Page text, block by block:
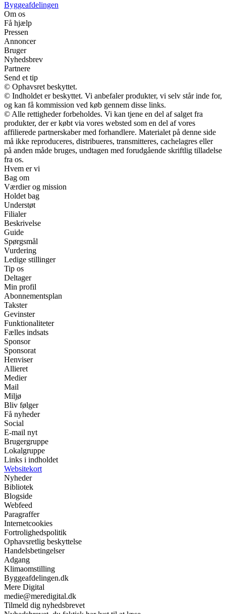
Byggeafdelingen
Om os
Få hjælp
Pressen
Annoncer
Bruger
Nyhedsbrev
Partnere
Send et tip
© Ophavsret beskyttet.
© Indholdet er beskyttet. Vi anbefaler produkter, vi selv står inde for,
og kan få kommission ved køb gennem disse links.
© Alle rettigheder forbeholdes. Vi kan tjene en del af salget fra
produkter, der er købt via vores websted som en del af vores
affilierede partnerskaber med forhandlere. Materialet på denne side
må ikke reproduceres, distribueres, transmitteres, cachelagres eller
på anden måde bruges, undtagen med forudgående skriftlig tilladelse
fra os.
Hvem er vi
Bag om
Værdier og mission
Holdet bag
Understøt
Filialer
Beskrivelse
Guide
Spørgsmål
Vurdering
Ledige stillinger
Tip os
Deltager
Min profil
Abonnementsplan
Takster
Gevinster
Funktionaliteter
Fælles indsats
Sponsor
Sponsorat
Henviser
Allieret
Medier
Mail
Miljø
Bliv følger
Få nyheder
Social
E-mail nyt
Brugergruppe
Lokalgruppe
Links i indholdet
Websitekort
Nyheder
Bibliotek
Blogside
Webfeed
Paragraffer
Internetcookies
Fortrolighedspolitik
Ophavsretlig beskyttelse
Handelsbetingelser
Adgang
Klimaomstilling
Byggeafdelingen.dk
Mere Digital
medie@meredigital.dk
Tilmeld dig nyhedsbrevet